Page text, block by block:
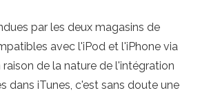
par les deux magasins de
avec l'iPod et l'iPhone via
raison de la nature de l'intégration
dans iTunes, c'est sans doute une